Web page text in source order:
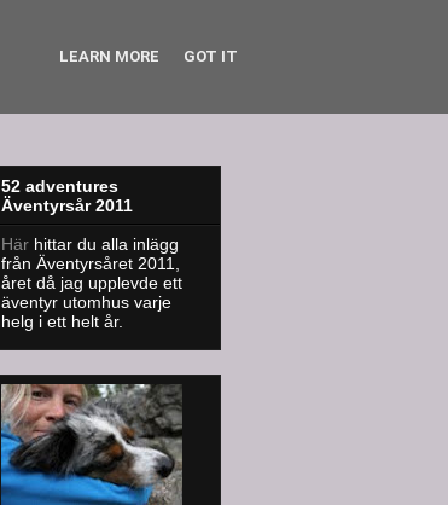
52 adventures
Äventyrsår 2011
Här hittar du alla inlägg
från Äventyrsåret 2011,
året då jag upplevde ett
äventyr utomhus varje
helg i ett helt år.
LEARN MORE GOT IT